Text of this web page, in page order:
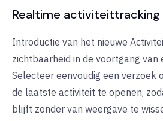
Realtime activiteittracking
Introductie van het nieuwe
zichtbaarheid in de voortgang van
Selecteer eenvoudig een verzoek
de laatste activiteit te openen,
blijft zonder van weergave te